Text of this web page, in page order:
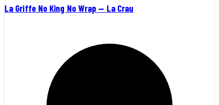
La Griffe No King No Wrap — La Crau